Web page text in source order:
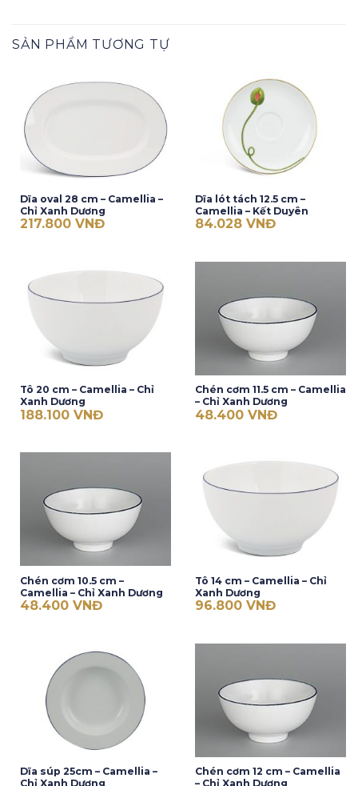
SẢN PHẨM TƯƠNG TỰ
Dĩa oval 28 cm – Camellia –
Chỉ Xanh Dương
217.800 VNĐ
Dĩa lót tách 12.5 cm –
Camellia – Kết Duyên
84.028 VNĐ
Tô 20 cm – Camellia – Chỉ
Xanh Dương
188.100 VNĐ
Chén cơm 11.5 cm – Camellia
– Chỉ Xanh Dương
48.400 VNĐ
Chén cơm 10.5 cm –
Camellia – Chỉ Xanh Dương
48.400 VNĐ
Tô 14 cm – Camellia – Chỉ
Xanh Dương
96.800 VNĐ
Dĩa súp 25cm – Camellia –
Chỉ Xanh Dương
Chén cơm 12 cm – Camellia
– Chỉ Xanh Dương